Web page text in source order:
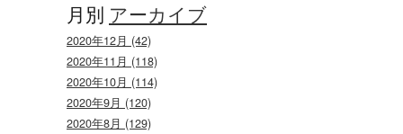
月別 アーカイブ
2020年12月 (42)
2020年11月 (118)
2020年10月 (114)
2020年9月 (120)
2020年8月 (129)